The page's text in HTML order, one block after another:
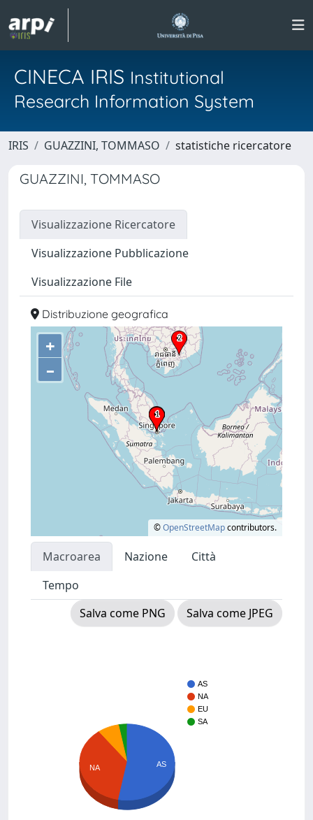
CINECA IRIS Institutional
Research Information System
IRIS GUAZZINI, TOMMASO statistiche ricercatore
GUAZZINI, TOMMASO
Visualizzazione Ricercatore
Visualizzazione Pubblicazione
Visualizzazione File
Distribuzione geografica
+
–
©OpenStreetMapcontributors.
Macroarea Nazione
Città
Tempo
Salva come PNG
Salva come JPEG
AS
NA
EU
SA
NA AS